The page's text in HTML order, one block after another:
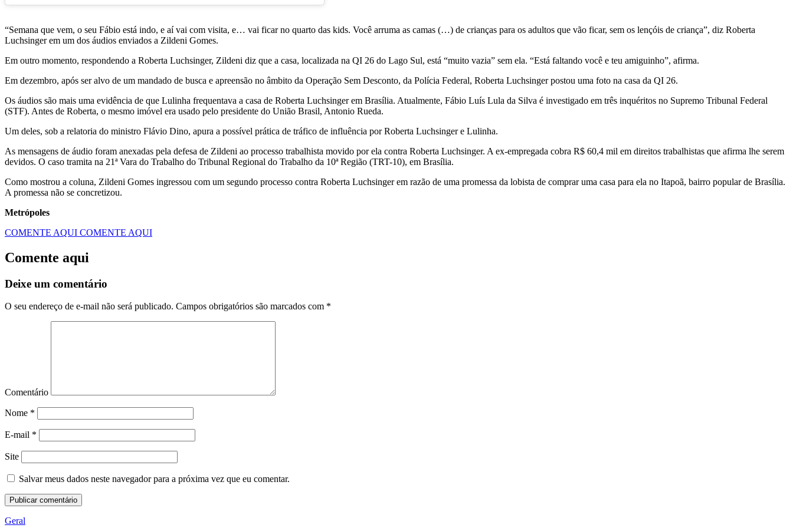
“Semana que vem, o seu Fábio está indo, e aí vai com visita, e… vai ficar no quarto das kids. Você arruma as camas (…) de crianças para os adultos que vão ficar, sem os lençóis de criança”, diz Roberta
Luchsinger em um dos áudios enviados a Zildeni Gomes.
Em outro momento, respondendo a Roberta Luchsinger, Zildeni diz que a casa, localizada na QI 26 do Lago Sul, está “muito vazia” sem ela. “Está faltando você e teu amiguinho”, afirma.
Em dezembro, após ser alvo de um mandado de busca e apreensão no âmbito da Operação Sem Desconto, da Polícia Federal, Roberta Luchsinger postou uma foto na casa da QI 26.
Os áudios são mais uma evidência de que Lulinha frequentava a casa de Roberta Luchsinger em Brasília. Atualmente, Fábio Luís Lula da Silva é investigado em três inquéritos no Supremo Tribunal Federal
(STF). Antes de Roberta, o mesmo imóvel era usado pelo presidente do União Brasil, Antonio Rueda.
Um deles, sob a relatoria do ministro Flávio Dino, apura a possível prática de tráfico de influência por Roberta Luchsinger e Lulinha.
As mensagens de áudio foram anexadas pela defesa de Zildeni ao processo trabalhista movido por ela contra Roberta Luchsinger. A ex-empregada cobra R$ 60,4 mil em direitos trabalhistas que afirma lhe serem
devidos. O caso tramita na 21ª Vara do Trabalho do Tribunal Regional do Trabalho da 10ª Região (TRT-10), em Brasília.
Como mostrou a coluna, Zildeni Gomes ingressou com um segundo processo contra Roberta Luchsinger em razão de uma promessa da lobista de comprar uma casa para ela no Itapoã, bairro popular de Brasília.
A promessa não se concretizou.
Metrópoles
COMENTE AQUI COMENTE AQUI
Comente aqui
Deixe um comentário
O seu endereço de e-mail não será publicado. Campos obrigatórios são marcados com *
Comentário
Nome *
E-mail *
Site
Salvar meus dados neste navegador para a próxima vez que eu comentar.
Geral